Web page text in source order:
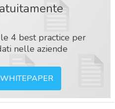
4 best practice per
nelle aziende